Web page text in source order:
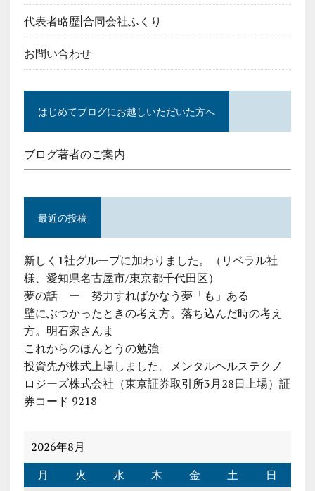
代表者略歴|合同会社ふくり
お問い合わせ
はじめてブログにお越しいただいた方へ
ブログ著者のご案内
最近の投稿
新しく1社グループに加わりました。（リベラル社
様、愛知県名古屋市/東京都千代田区）
夢の話 ー 努力すればかなう夢「も」ある
壁にぶつかったときの考え方。落ち込んだ時の考え
方。明石家さんま
これからのほんとうの勉強
投資先が株式上場しました。メンタルヘルステクノ
ロジーズ株式会社（東京証券取引所3月28日上場）証
券コード 9218
2026年8月
月
火 水 木 金 土 日